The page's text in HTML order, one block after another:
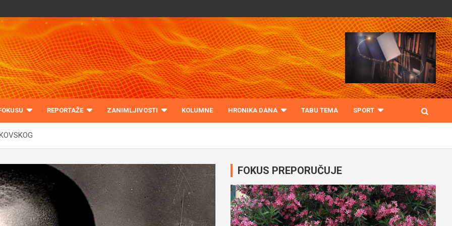
REPORTAŽE ZANIMLJIVOSTI KOLUMNE HRONIKA DANA TABU TEMA SPORT
FOKUS PREPORUČUJE